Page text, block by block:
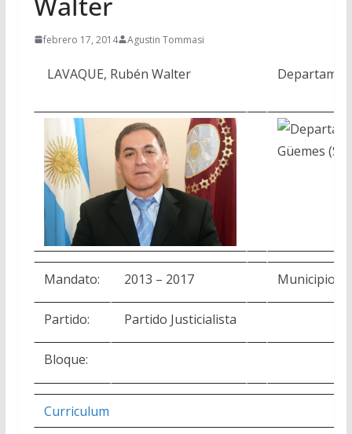
febrero 17, 2014 Agustin Tommasi
LAVAQUE, Rubén Walter
Mandato: 2013 – 2017 Municipios:
Partido: Partido Justicialista
Bloque:
Curriculum